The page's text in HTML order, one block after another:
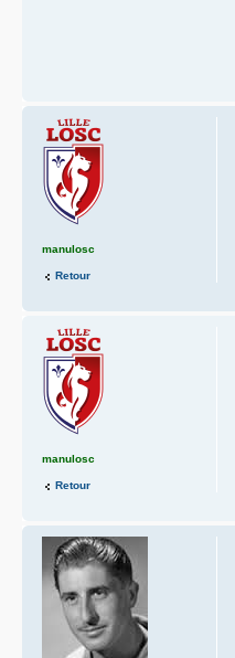
manulosc
Retour
manulosc
Retour